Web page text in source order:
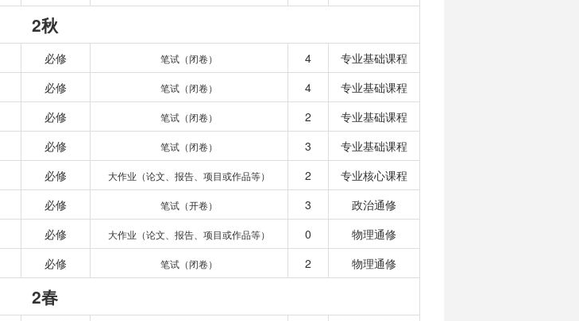
2秋
必修 笔试（闭卷） 4
专业基础课程
必修 笔试（闭卷） 4
专业基础课程
必修 笔试（闭卷） 2
专业基础课程
必修 笔试（闭卷） 3
专业基础课程
必修 大作业（论文、报告、项目或作品等） 2
专业核心课程
必修 笔试（开卷） 3
政治通修
必修 大作业（论文、报告、项目或作品等） 0
物理通修
必修 笔试（闭卷） 2 物理通修
2春